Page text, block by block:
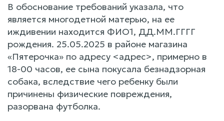
В обоснование требований указала, что
является многодетной матерью, на ее
иждивении находится ФИО1, ДД.ММ.ГГГГ
рождения. 25.05.2025 в районе магазина
«Пятерочка» по адресу <адрес>, примерно в
18-00 часов, ее сына покусала безнадзорная
собака, вследствие чего ребенку были
причинены физические повреждения,
разорвана футболка.